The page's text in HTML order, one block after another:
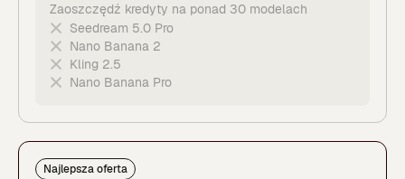
Zaoszczędź kredyty na ponad 30 modelach
Seedream 5.0 Pro
Nano Banana 2
Kling 2.5
Nano Banana Pro
Najlepsza oferta